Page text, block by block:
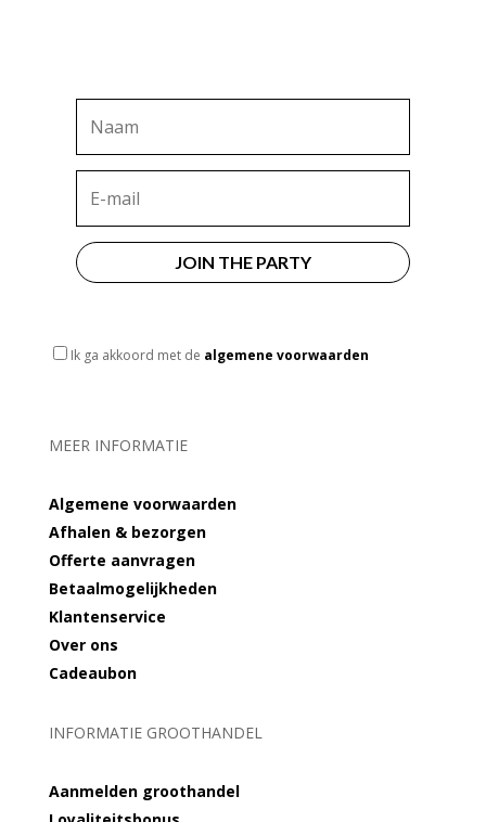
JOIN THE PARTY
Ik ga akkoord met de algemene voorwaarden
MEER INFORMATIE
Algemene voorwaarden
Afhalen & bezorgen
Offerte aanvragen
Betaalmogelijkheden
Klantenservice
Over ons
Cadeaubon
INFORMATIE GROOTHANDEL
Aanmelden groothandel